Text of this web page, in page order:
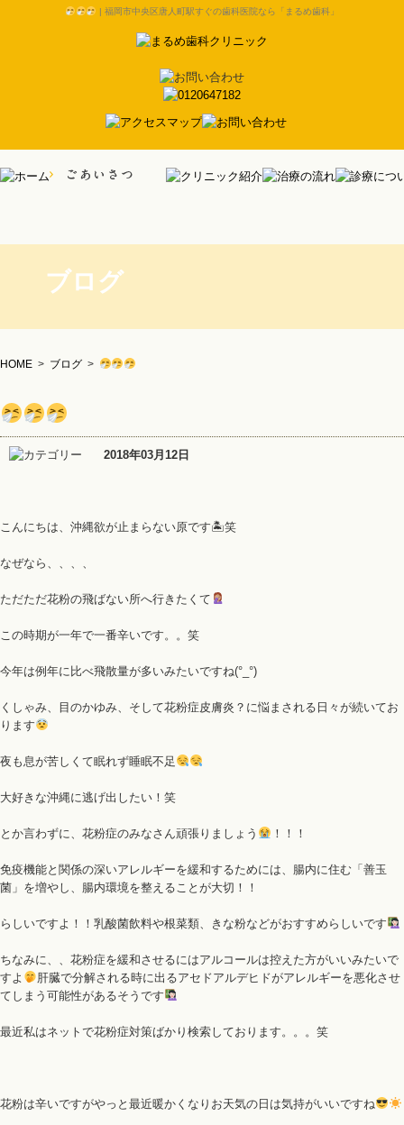
| 福岡市中央区唐人町駅すぐの歯科医院なら「まるめ歯科」
ブログ
HOME > ブログ >
2018年03月12日
こんにちは、沖縄欲が止まらない原です🏝笑
なぜなら、、、、
ただただ花粉の飛ばない所へ行きたくて
この時期が一年で一番辛いです。。笑
今年は例年に比べ飛散量が多いみたいですね(°_°)
くしゃみ、目のかゆみ、そして花粉症皮膚炎？に悩まされる日々が続いてお
ります
夜も息が苦しくて眠れず睡眠不足
大好きな沖縄に逃げ出したい！笑
とか言わずに、花粉症のみなさん頑張りましょう ！！！
免疫機能と関係の深いアレルギーを緩和するためには、腸内に住む「善玉
菌」を増やし、腸内環境を整えることが大切！！
らしいですよ！！乳酸菌飲料や根菜類、きな粉などがおすすめらしいです
ちなみに、、花粉症を緩和させるにはアルコールは控えた方がいいみたいで
すよ
肝臓で分解される時に出るアセドアルデヒドがアレルギーを悪化させ
てしまう可能性があるそうです
最近私はネットで花粉症対策ばかり検索しております。。。笑
花粉は辛いですがやっと最近暖かくなりお天気の日は気持がいいですね